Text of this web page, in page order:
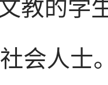
教的学
会人士